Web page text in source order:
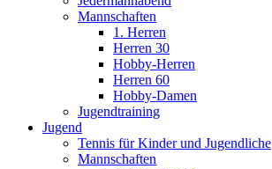
Mannschaften
1. Herren
Herren 30
Hobby-Herren
Herren 60
Hobby-Damen
Jugendtraining
Jugend
Tennis für Kinder und Jugendliche
Mannschaften